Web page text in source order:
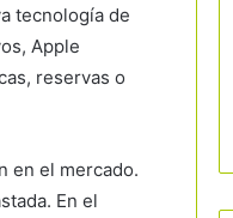
tecnología de
Apple
reservas o
en el mercado.
En el